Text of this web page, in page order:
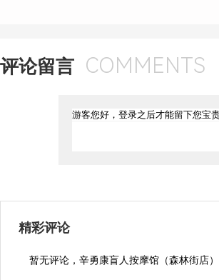
评论留言 COMMENTS
精彩评论
暂无评论，辛勇康盲人按摩馆（森林街店）